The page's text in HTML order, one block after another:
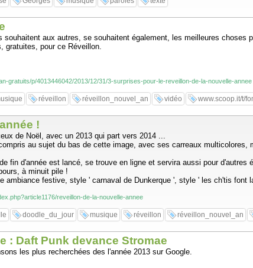
aux autres, se souhaitent également, les meilleures
gratuites, pour ce Réveillon.
gratuits/p/4013446042/2013/12/31/3-surprises-pour-le-reveillon-de-la-nouvelle-annee
réveillon réveillon_nouvel_an vidéo www.scoop.it/t/
!
de Noël, avec un 2013 qui part vers 2014 ...
au sujet du bas de cette image, avec ses carreaux
fin d'année est lancé, se trouve en ligne et servira aussi pour
à minuit pile !
ambiance festive, style ' carnaval de Dunkerque ', style ' les ch'tis font
reveillon-de-la-nouvelle-annee
doodle_du_jour musique réveillon réveillon_nouvel_an
: Daft Punk devance Stromae
les plus recherchées des l'année 2013 sur Google.